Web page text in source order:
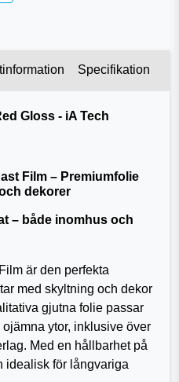
Specifikation
Gloss - iA Tech
Film – Premiumfolie
dekorer
– både inomhus och
är den perfekta
med skyltning och dekor
gjutna folie passar
ytor, inklusive över
Med en hållbarhet på
idealisk för långvariga